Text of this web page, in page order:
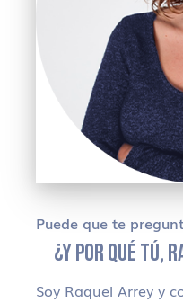
Puede que te
¿Y POR QUÉ TÚ,
Soy Raquel Arrey y